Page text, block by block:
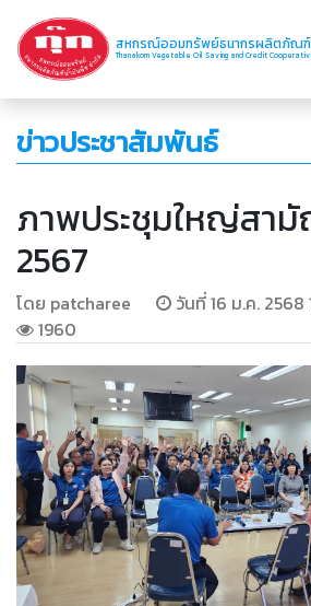
สหกรณ์ออมทรัพย์ธนากรผลิตภัณฑ์
Thanakorn Vegetable Oil Saving and Credit
ข่าวประชาสัมพันธ์
ภาพประชุมใหญ่สา
2567
โดย patcharee
วันที่ 16 ม.ค. 2568
1960